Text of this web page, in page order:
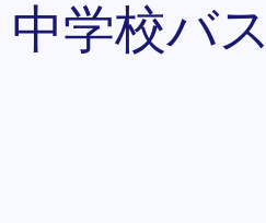
中学校バ